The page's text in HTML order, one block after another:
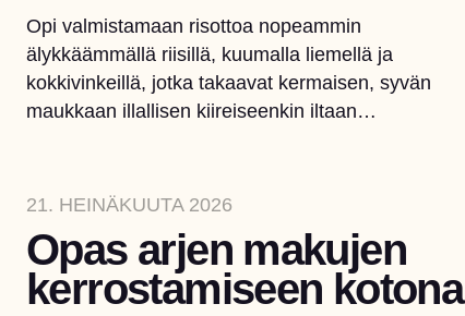
Opi valmistamaan risottoa nopeammin
älykkäämmällä riisillä, kuumalla liemellä ja
kokkivinkeillä, jotka takaavat kermaisen, syvän
maukkaan illallisen kiireiseenkin iltaan…
21. HEINÄKUUTA 2026
Opas arjen makujen
kerrostamiseen kotona